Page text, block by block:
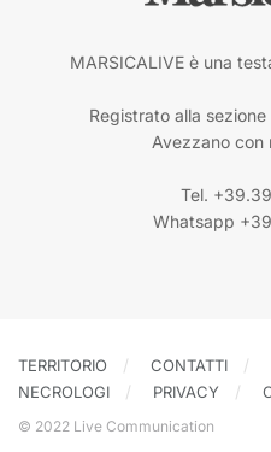
MARSICALIVE è una
Registrato alla
Avezzano con
Tel.
Whatsapp
TERRITORIO CONTATTI
NECROLOGI
PRIVACY
© 2022 Live Communication